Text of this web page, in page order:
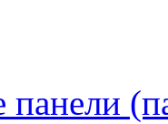
панели